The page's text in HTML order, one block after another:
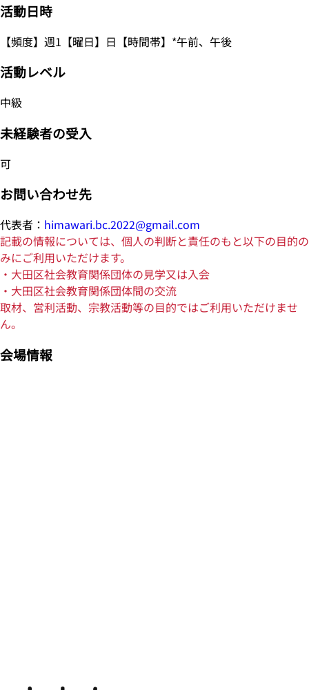
活動日時
【頻度】週1【曜日】日【時間帯】*午前、午後
活動レベル
中級
未経験者の受入
可
お問い合わせ先
代表者： himawari.bc.2022@gmail.com
記載の情報については、個人の判断と責任のもと以下の目的の
みにご利用いただけます。
・大田区社会教育関係団体の見学又は入会
・大田区社会教育関係団体間の交流
取材、営利活動、宗教活動等の目的ではご利用いただけませ
ん。
会場情報